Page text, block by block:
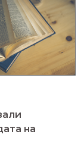
на